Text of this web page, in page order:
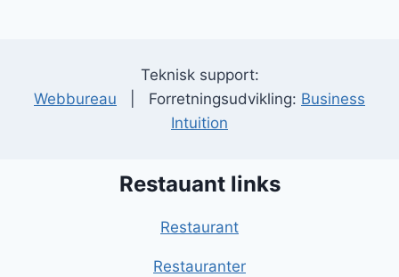
Teknisk support:
Webbureau | Forretningsudvikling: Business
Intuition
Restauant links
Restaurant
Restauranter